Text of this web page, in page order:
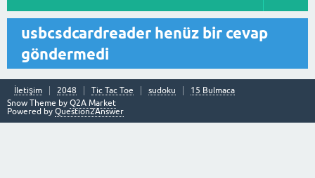
usbcsdcardreader henüz bir cevap
göndermedi
İletişim 2048 Tic Tac Toe sudoku
15 Bulmaca
Snow Theme by Q2A Market
Powered by Question2Answer